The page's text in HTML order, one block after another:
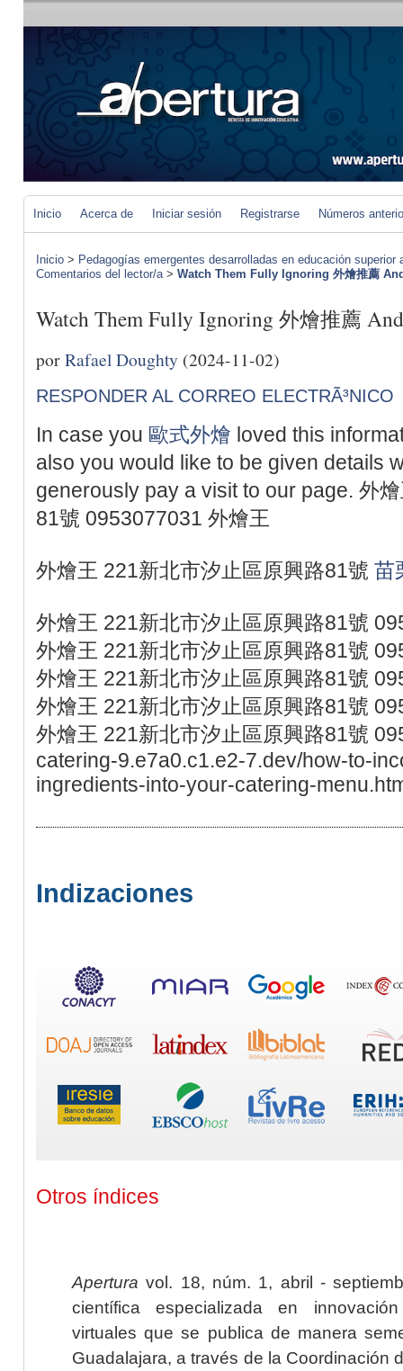
Inicio Acerca de Iniciar sesión Registrarse Números
Inicio > Pedagogías emergentes desarrolladas en educación
Comentarios del lector/a> Watch Them Fully Ignoring 外燴推薦
Watch Them Fully Ignoring 外燴推薦
porRafael Doughty (2024-11-02)
RESPONDER AL CORREO ELECTRÃ³NICO
In case you 歐式外燴 loved this
also you would like to be given details
generously pay a visit to our page. 外
81號 0953077031 外燴王
外燴王 221新北市汐止區原興路81號 苗
外燴王 221新北市汐止區原興路81號
外燴王 221新北市汐止區原興路81號
外燴王 221新北市汐止區原興路81號
外燴王 221新北市汐止區原興路81號
外燴王 221新北市汐止區原興路81號
catering-9.e7a0.c1.e2-7.dev/how-to-
ingredients-into-your-catering-
Indizaciones
Otros índices
Apertura vol. 18, núm. 1, abril -
científica especializada en
virtuales que se publica de manera
Guadalajara, a través de la Coordinación